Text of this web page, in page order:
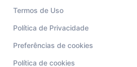
Termos de Uso
Política de Privacidade
Preferências de cookies
Política de cookies